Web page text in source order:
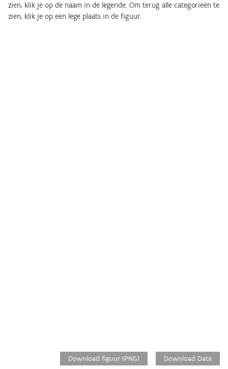
zien, klik je op de naam in de legende. Om terug alle categorieën te
zien, klik je op een lege plaats in de figuur.
Download figuur (PNG) Download Data